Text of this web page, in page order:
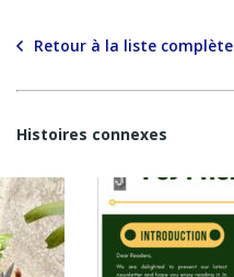
Retour à la liste complète
Histoires connexes